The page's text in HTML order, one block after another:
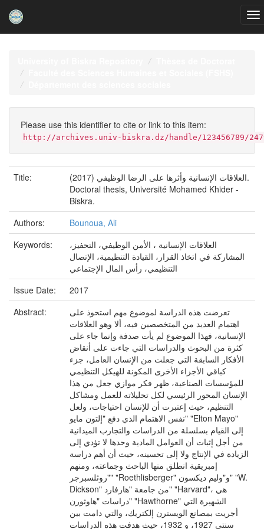
Please use this identifier to cite or link to this item:
http://archives.univ-biskra.dz/handle/123456789/
Title:
(2017) العلاقات الإنسانية وأثرها على الرضا الوظيفي.
Doctoral thesis, Université Mohamed Khider -
Biskra.
Authors:
Bounoua, Ali
Keywords:
العلاقات الإنسانية ، الأمن الوظيفي، التحفيز،
المشاركة في اتخاذ القرار، القيادة التنظيمية، الإتصال
التنظيمي، رأس المال الإجتماعي
Issue Date:
2017
Abstract:
تعرضت هذه الدراسة لموضوع مهم استحوذ على
اهتمام العديد من المتخصصين فيه، ألا وهو العلاقات
الإنسانية، فهذا الموضوع لم يأت صدفة وإنما جاء على
كثرة من البحوث والدراسات التي جاءت على أنقاض
الأفكار السابقة التي جعلت من الإنسان العامل، جزء
كباقي الأجزاء الأخرى المكونة للهيكل التنظيمي
للمؤسسات الصناعية، ظهر فكر موازي جعل من هذا
الإنسان المحور الرئيسي لكل تحليلاته للعمل ومشاكل
التنظيم، حيث إعتبرت أن للإنسان احتياجات، ولعل
نفس الاهتمام الذي دفع "إلتون مايو" "Elton Mayo"
إلى القيام بسلسلة من الدراسات والتجارب الميدانية
من أجل إثبات أن العوامل المادية وحدها لا تؤدي إلى
الزيادة في الإنتاج ولا إلى تحسينه، حيث أن أهم دراسة
إمبريقية انطلق منها الباحث وجماعته، ومنهم
"روثلسبرجر" "Roethlisberger" و"وليم ديكسون" "W.
Dickson" من جامعة "هارفارد" "Harvard"، هي
دراسات "هاوثورن" "Hawthorne" الشهيرة التي
أجريت بمصانع الويسترن إلكتريك، والتي دامت بين
سنتي 1927، و 1932، حيث هدفت هذه الدراسات